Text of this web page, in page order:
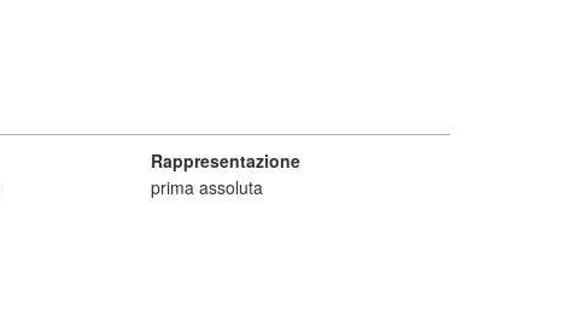
Rappresentazione
prima assoluta